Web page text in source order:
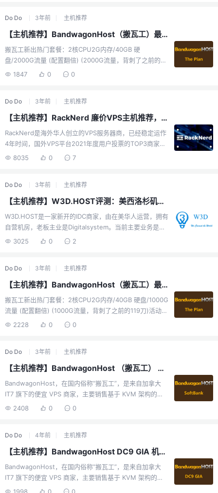
GIA、日本软银等机房。价格为：￥99美元/年查看该计
划： 购买链接 循环优惠码: BWHNCXNVXV（6.56%）
Do Do 3年前 主机推荐
【主机推荐】BandwagonHost（搬瓦工）最近推出CN2-GIA、软银、9929等17机房可用限量版神机
搬瓦工新出热门套餐：2核CPU2G内存/40GB 硬
盘/2000G流量 (配置翻倍) (2000G流量，背刺了之前的
119刀以及The Plan V1)活动地址：
/ 荷兰9929 / 香港CMI 等大多数17个瓦工机房建议选：
DC6\DC9 (CN2-GIA) 或者 软银注意不要被误导，香港是
CMI，日本是软银， 不是香港CN2和日本CN2推荐指数：
10/1017个数据中心澳大利亚悉尼：2.5Gbps美国新泽西：
1 Gbps美国纽约：2...
1847 0 0
Do Do 3年前 主机推荐
【主机推荐】RackNerd 廉价VPS主机推荐，全球10机房
RackNerd是海外华人创立的VPS服务器商，已经稳定运作
4年时间，国外VPS平台2021年度用户投票的TOP3商家。
该商家主要特色：走便宜VPS路线、性价比高、售后响应
中热度都比较高。VPS内存CPUSSD流量价格购买768M1
核10G1T/月$10.28/年链接768M1核10G2T/月$11.88/年链
$16.88/年链接2G2核25G4T/月$20.98/年链接2.5G2核
45G6T/月$24.88/年链...
8035 0 7
Do Do 3年前 主机推荐
【主机推荐】W3D.HOST评测：美西洛杉矶VPS三网联通精品网AS9929优化线路
W3D.HOST是一家新开的IDC商家，由在美华人运营，拥有
自营机房，老板主业是Digitalsystem。当前主要业务是
VPS、独立服务器以及托管等业务，主打节点是洛杉矶
官网链接：https://www.w3d.host/本站专属七四折优惠
码：ZMYOS适用官网所有VPS类产品新购，比官方折扣更
低（优惠码是循环的, 且永久有效，但不可用于已经使用过
各种优惠码或者活动价的订单）有需求的朋友可以关注
下：Telegram群组：https://t.me/w3dhostcsTelegra...
3025 0 2
Do Do 3年前 主机推荐
【主机推荐】BandwagonHost（搬瓦工）最近推出CN2-GIA、软银、9929等17机房可用限量版神机
搬瓦工新出热门套餐：2核CPU2G内存/40GB 硬盘/1000G
流量 (配置翻倍) (1000G流量，背刺了之前的119刀)活动地
址：https://bwh88.net/the-plan其他在售套餐监控监控
优惠码: BWH3HYATVBJW可切换：美西 CN2-GIA / 日本
软银 / 荷兰9929 / 香港CMI 等大多数17个瓦工机房建议
选：DC6\DC9 (CN2-GIA) 或者 软银注意不要被误导，香
港是CMI，日本是软银， 不是香港CN2和...
2228 0 0
Do Do 3年前 主机推荐
【主机推荐】BandwagonHost （搬瓦工） SoftBank 机房测试报告
BandwagonHost，在国内俗称“搬瓦工”，是来自加拿大
IT7 旗下的便宜 VPS 商家，主要销售基于 KVM 架构的
VPS 方案，机房包括香港 CN2 GIA、洛杉矶 DC6 CN2
Fremont 等十几个机房，其中洛杉矶数据中心的VPS有亚
洲优化、CN2 GT、CN2 GIA等中国特别优化线路，日本有
软银线路。BandwagonHost（“搬瓦工”）的一些特色：支
持快照（Snapshot，一键备份整个VPS）、一键迁移机房
（VPS在不同机房...
2408 0 0
Do Do 4年前 主机推荐
【主机推荐】BandwagonHost DC9 GIA 机房测试报告
BandwagonHost，在国内俗称“搬瓦工”，是来自加拿大
IT7 旗下的便宜 VPS 商家，主要销售基于 KVM 架构的
VPS 方案，机房包括香港 CN2 GIA、洛杉矶 DC6 CN2